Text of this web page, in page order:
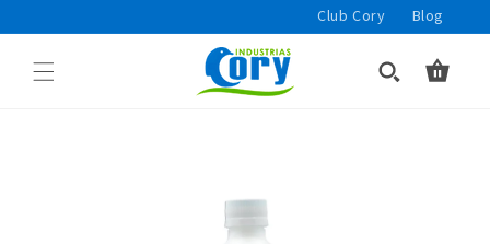
Club Cory Blog
Carrito